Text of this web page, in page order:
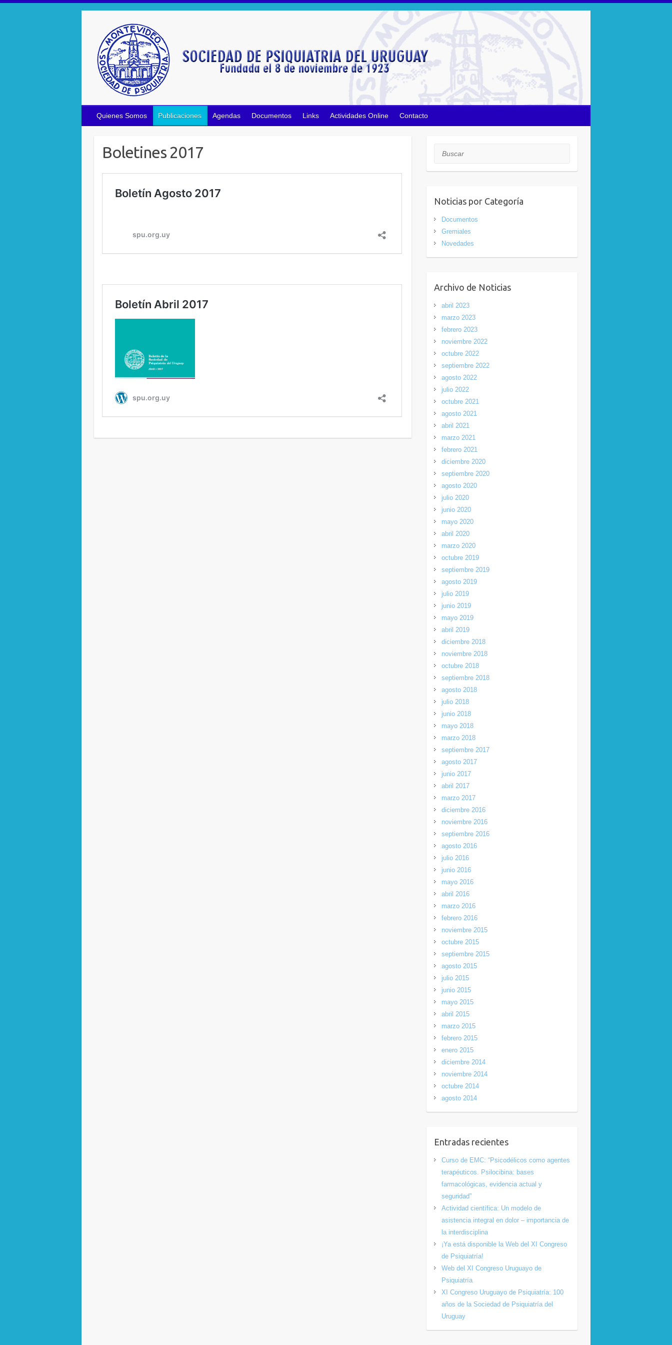
Quienes Somos Publicaciones Agendas Documentos Links Actividades Online Contacto
Boletines 2017 Buscar
Noticias por Categoría
Documentos
Gremiales
Novedades
Archivo de Noticias
abril 2023
marzo 2023
febrero 2023
noviembre 2022
octubre 2022
septiembre 2022
agosto 2022
julio 2022
octubre 2021
agosto 2021
abril 2021
marzo 2021
febrero 2021
diciembre 2020
septiembre 2020
agosto 2020
julio 2020
junio 2020
mayo 2020
abril 2020
marzo 2020
octubre 2019
septiembre 2019
agosto 2019
julio 2019
junio 2019
mayo 2019
abril 2019
diciembre 2018
noviembre 2018
octubre 2018
septiembre 2018
agosto 2018
julio 2018
junio 2018
mayo 2018
marzo 2018
septiembre 2017
agosto 2017
junio 2017
abril 2017
marzo 2017
diciembre 2016
noviembre 2016
septiembre 2016
agosto 2016
julio 2016
junio 2016
mayo 2016
abril 2016
marzo 2016
febrero 2016
noviembre 2015
octubre 2015
septiembre 2015
agosto 2015
julio 2015
junio 2015
mayo 2015
abril 2015
marzo 2015
febrero 2015
enero 2015
diciembre 2014
noviembre 2014
octubre 2014
agosto 2014
Entradas recientes
Curso de EMC: “Psicodélicos como agentes
terapéuticos. Psilocibina: bases
farmacológicas, evidencia actual y
seguridad”
Actividad científica: Un modelo de
asistencia integral en dolor – importancia de
la interdisciplina
¡Ya está disponible la Web del XI Congreso
de Psiquiatría!
Web del XI Congreso Uruguayo de
Psiquiatría
XI Congreso Uruguayo de Psiquiatría: 100
años de la Sociedad de Psiquiatría del
Uruguay